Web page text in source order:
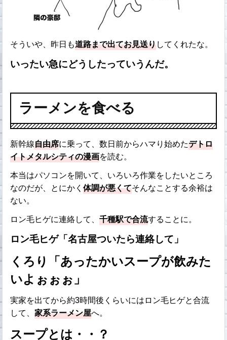
そういや、昨日も道路まで出てお見送りしてくれたな。
いったい急にどうしたっていうんだ。
ラーメンを食べる
新幹線自由席に乗って、数日前からハマり始めたデトロ
イトメタルシティの漫画を読む。
本当はパソコンを開いて、いろいろ作業をしたいところ
なのだが、とにかく体調が悪くてそんなことする余裕は
ない。
ロン毛ヒゲに連絡して、千種駅で合流することに。
ロン毛ヒゲ「名古屋ついたら連絡して」
くろり「あったかいスープが飲みた
いよぉぉぉ」
実家を出てから約3時間後くらいにはロン毛ヒゲと合流
して、家系ラーメン屋へ。
スープとは・・？